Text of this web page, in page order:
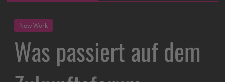
New Work
Was passiert auf dem